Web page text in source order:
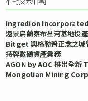
Ingredion Incorporated
遠景烏蘭察布星河基地投
Bitget 與格勒普正念之城
持牌數碼資產業務
AGON by AOC 推出全
Mongolian Mining